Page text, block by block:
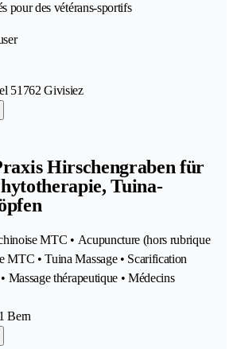
pour des vétérans-sportifs
51762 Givisiez
Hirschengraben für
Tuina-
MTC • Acupuncture (hors rubrique
MTC • Tuina Massage • Scarification
Massage thérapeutique • Médecins
Bern